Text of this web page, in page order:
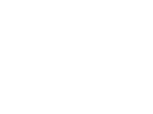
Ελλήνων Ολυμπιονικών